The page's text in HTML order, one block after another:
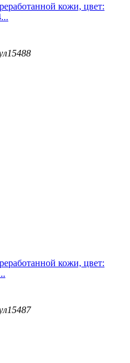
кожи, цвет:
15488
кожи, цвет:
15487